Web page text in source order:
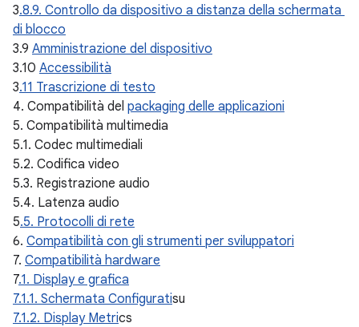
3.8.9. Controllo da dispositivo a distanza della schermata
di blocco
3.9 Amministrazione del dispositivo
3.10 Accessibilità
3.11 Trascrizione di testo
4. Compatibilità del packaging delle applicazioni
5. Compatibilità multimedia
5.1. Codec multimediali
5.2. Codifica video
5.3. Registrazione audio
5.4. Latenza audio
5.5. Protocolli di rete
6. Compatibilità con gli strumenti per sviluppatori
7. Compatibilità hardware
7.1. Display e grafica
7.1.1. Schermata Configuratisu
7.1.2. Display Metrics